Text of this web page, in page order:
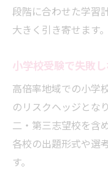
段階に合わせた学習
大きく引き寄せます。
小学校受験で失敗
高倍率地域での小学
のリスクヘッジとな
二・第三志望校を含
各校の出題形式や選
す。